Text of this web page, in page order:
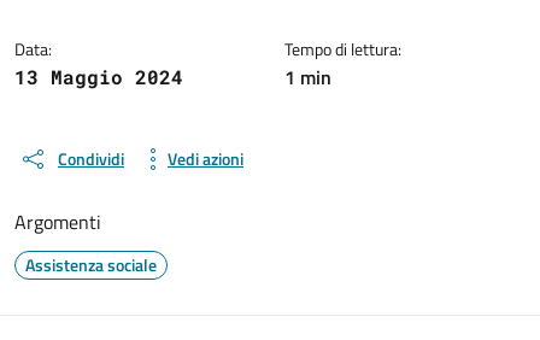
Data:
13 Maggio 2024
Tempo di lettura:
1 min
Condividi Vedi azioni
Argomenti
Assistenza sociale